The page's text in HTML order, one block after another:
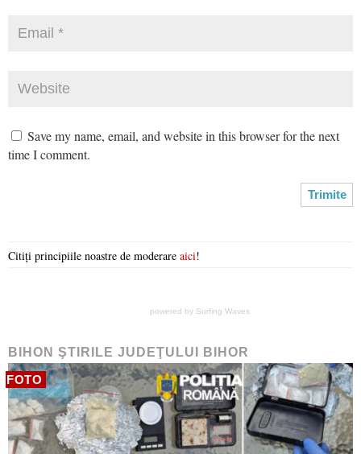
Save my name, email, and website in this browser for the next
time I comment.
Citiți principiile noastre de moderare aici!
powered by Surfing Waves
BIHON ŞTIRILE JUDEŢULUI BIHOR
FOTO